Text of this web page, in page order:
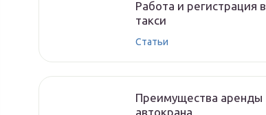
Работа и регистрация в
такси
Статьи
Преимущества аренды
автокрана